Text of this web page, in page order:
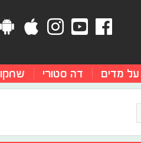
על מדים דה סטורי שחקו